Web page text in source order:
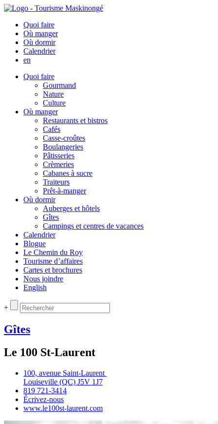
Quoi faire
Où manger
Où dormir
Calendrier
en
Quoi faire
Gourmand
Nature
Culture
Où manger
Restaurants et bistros
Cafés
Casse-croûtes
Boulangeries
Pâtisseries
Crèmeries
Cabanes à sucre
Traiteurs
Prêt-à-manger
Où dormir
Auberges et hôtels
Gîtes
Campings et centres de vacances
Calendrier
Blogue
Le Chemin du Roy
Tourisme d’affaires
Cartes et brochures
Nous joindre
English
+
Gîtes
Le 100 St-Laurent
100, avenue Saint‑Laurent
Louiseville (QC) J5V 1J7
819 721‑3414
Écrivez‑nous
www.le100st‑laurent.com